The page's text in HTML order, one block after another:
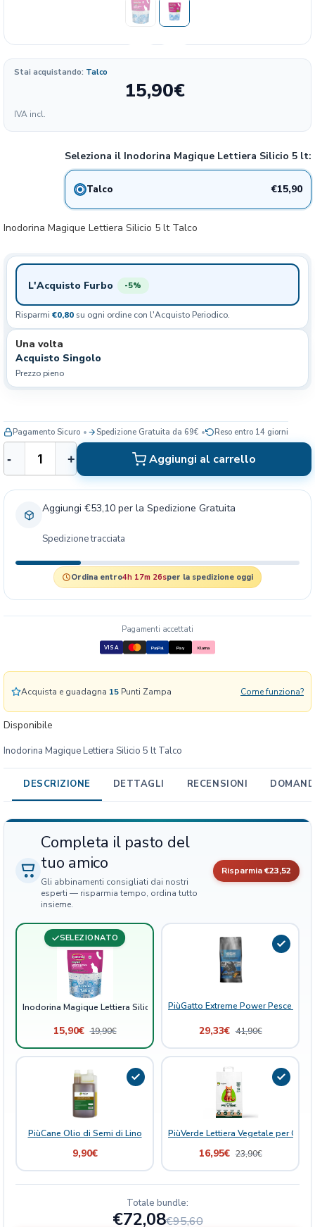
Disponibile
Inodorina Magique Lettiera Silicio 5 lt Talco
Stai acquistando: Talco
15,90€
IVA incl.
Seleziona il Inodorina Magique Lettiera Silicio 5 lt:
Talco €15,90
5 lt Talco 20% 15.9€
Inodorina Magique Lettiera Silicio 5 lt Talco
L'Acquisto Furbo -5%
Risparmi €0,80 su ogni ordine con l'Acquisto Periodico.
Una volta
Acquisto Singolo
Prezzo pieno
n
o
o
a
g
L
e
t
r
a
S
i
c
i
l
q
i
- + Aggiungi al carrello
Pagamento Sicuro Spedizione Gratuita da 69€ Reso entro 14 giorni
Aggiungi €53,10 per la Spedizione Gratuita
Spedizione tracciata
Ordina entro4h 17m 26sper la spedizione oggi
Acquista e guadagna 15 Punti Zampa Come funziona?
Pagamenti accettati
VISA PayPal Pay Klarna
DESCRIZIONE DETTAGLI RECENSIONI
Completa il pasto del
tuo amico
Gli abbinamenti consigliati dai nostri
esperti — risparmia tempo, ordina tutto
insieme.
Risparmia€23,52
SELEZIONATO
Inodorina Magique Lettiera Silicio 5 lt Talco
15,90€ 19,90€
PiùGatto Extreme Power Pesce
29,33€ 41,90€
PiùCane Olio di Semi di Lino
9,90€
PiùVerde Lettiera Vegetale per Gatti
16,95€ 23,90€
Totale bundle:
€72,08€95,60